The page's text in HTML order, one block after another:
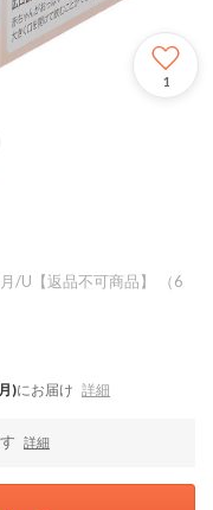
1
/U【返品不可商品】 （6
)にお届け 詳細
詳細